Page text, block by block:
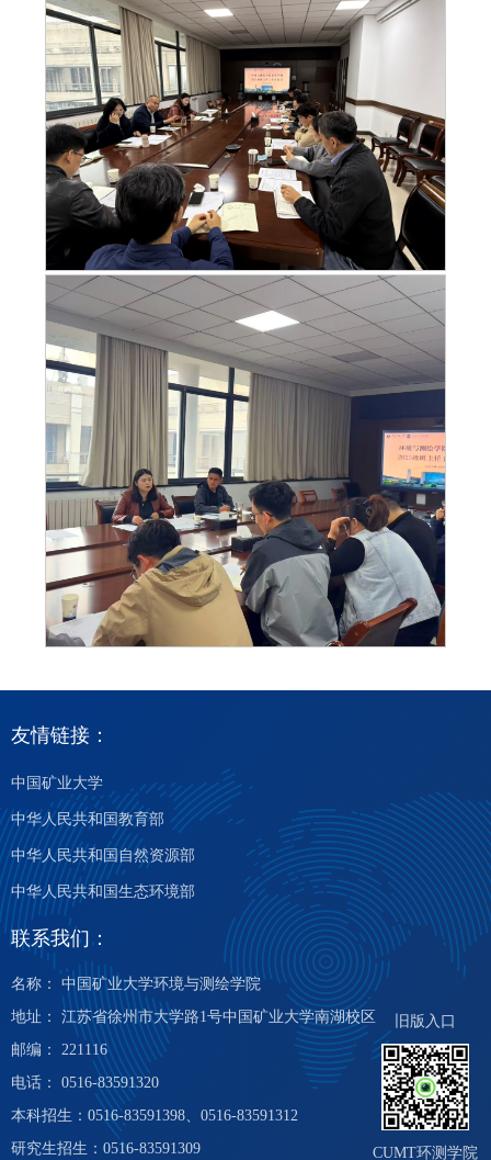
友情链接：
中国矿业大学
中华人民共和国教育部
中华人民共和国自然资源部
中华人民共和国生态环境部
联系我们：
名称： 中国矿业大学环境与测绘学院
地址： 江苏省徐州市大学路1号中国矿业大学南湖校区
邮编： 221116
电话： 0516-83591320
本科招生：0516-83591398、0516-83591312
研究生招生：0516-83591309
旧版入口
CUMT环测学院